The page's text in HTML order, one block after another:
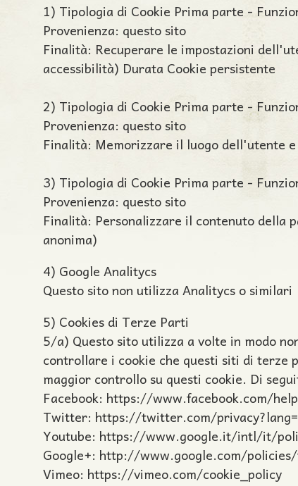
1) Tipologia di Cookie Prima parte -
Provenienza: questo sito
Finalità: Recuperare le impostazioni
accessibilità) Durata Cookie persistente
2) Tipologia di Cookie Prima parte -
Provenienza: questo sito
Finalità: Memorizzare il luogo dell'utente
3) Tipologia di Cookie Prima parte -
Provenienza: questo sito
Finalità: Personalizzare il contenuto della
anonima)
4) Google Analitycs
Questo sito non utilizza Analitycs o similari
5) Cookies di Terze Parti
5/a) Questo sito utilizza a volte in modo
controllare i cookie che questi siti di terze
maggior controllo su questi cookie. Di
Facebook: https://www.facebook.com/
Twitter: https://twitter.com/
Youtube: https://www.google.it/intl/it/
Google+: http://www.google.com/
Vimeo: https://vimeo.com/cookie_policy